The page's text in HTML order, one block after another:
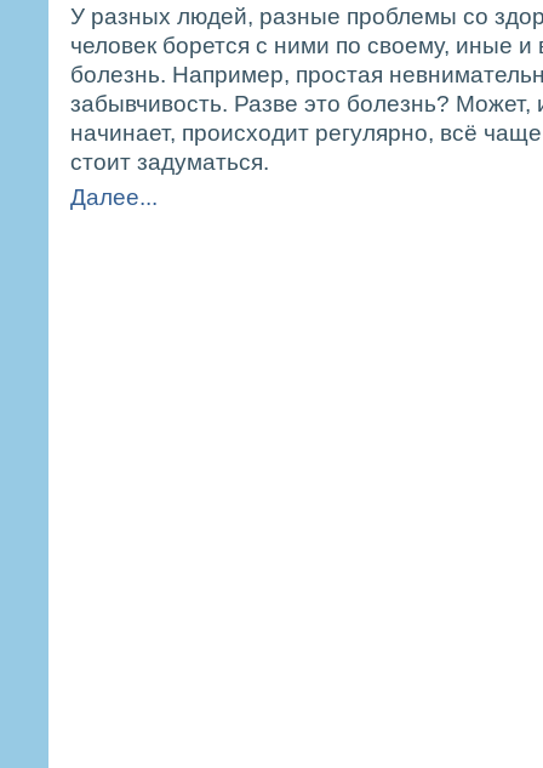
У разных людей, разные проблемы со
человек борется с ними по своему, иные и
болезнь. Например, простая
забывчивость. Разве это болезнь? Может,
начинает, происходит регулярно, всё
стоит задуматься.
Далее...